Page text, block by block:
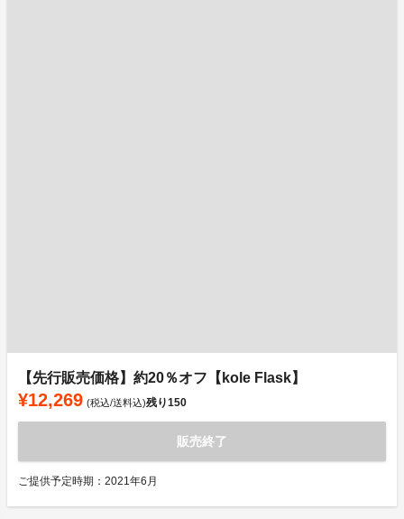
【先行販売価格】約20％オフ【kole Flask】
¥12,269 (税込/送料込)残り150
販売終了
ご提供予定時期：2021年6月